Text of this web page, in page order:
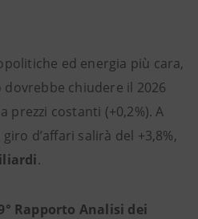
ed energia più cara,
chiudere il 2026
costanti (+0,2%). A
d’affari salirà del +3,8%,
.
Rapporto Analisi dei